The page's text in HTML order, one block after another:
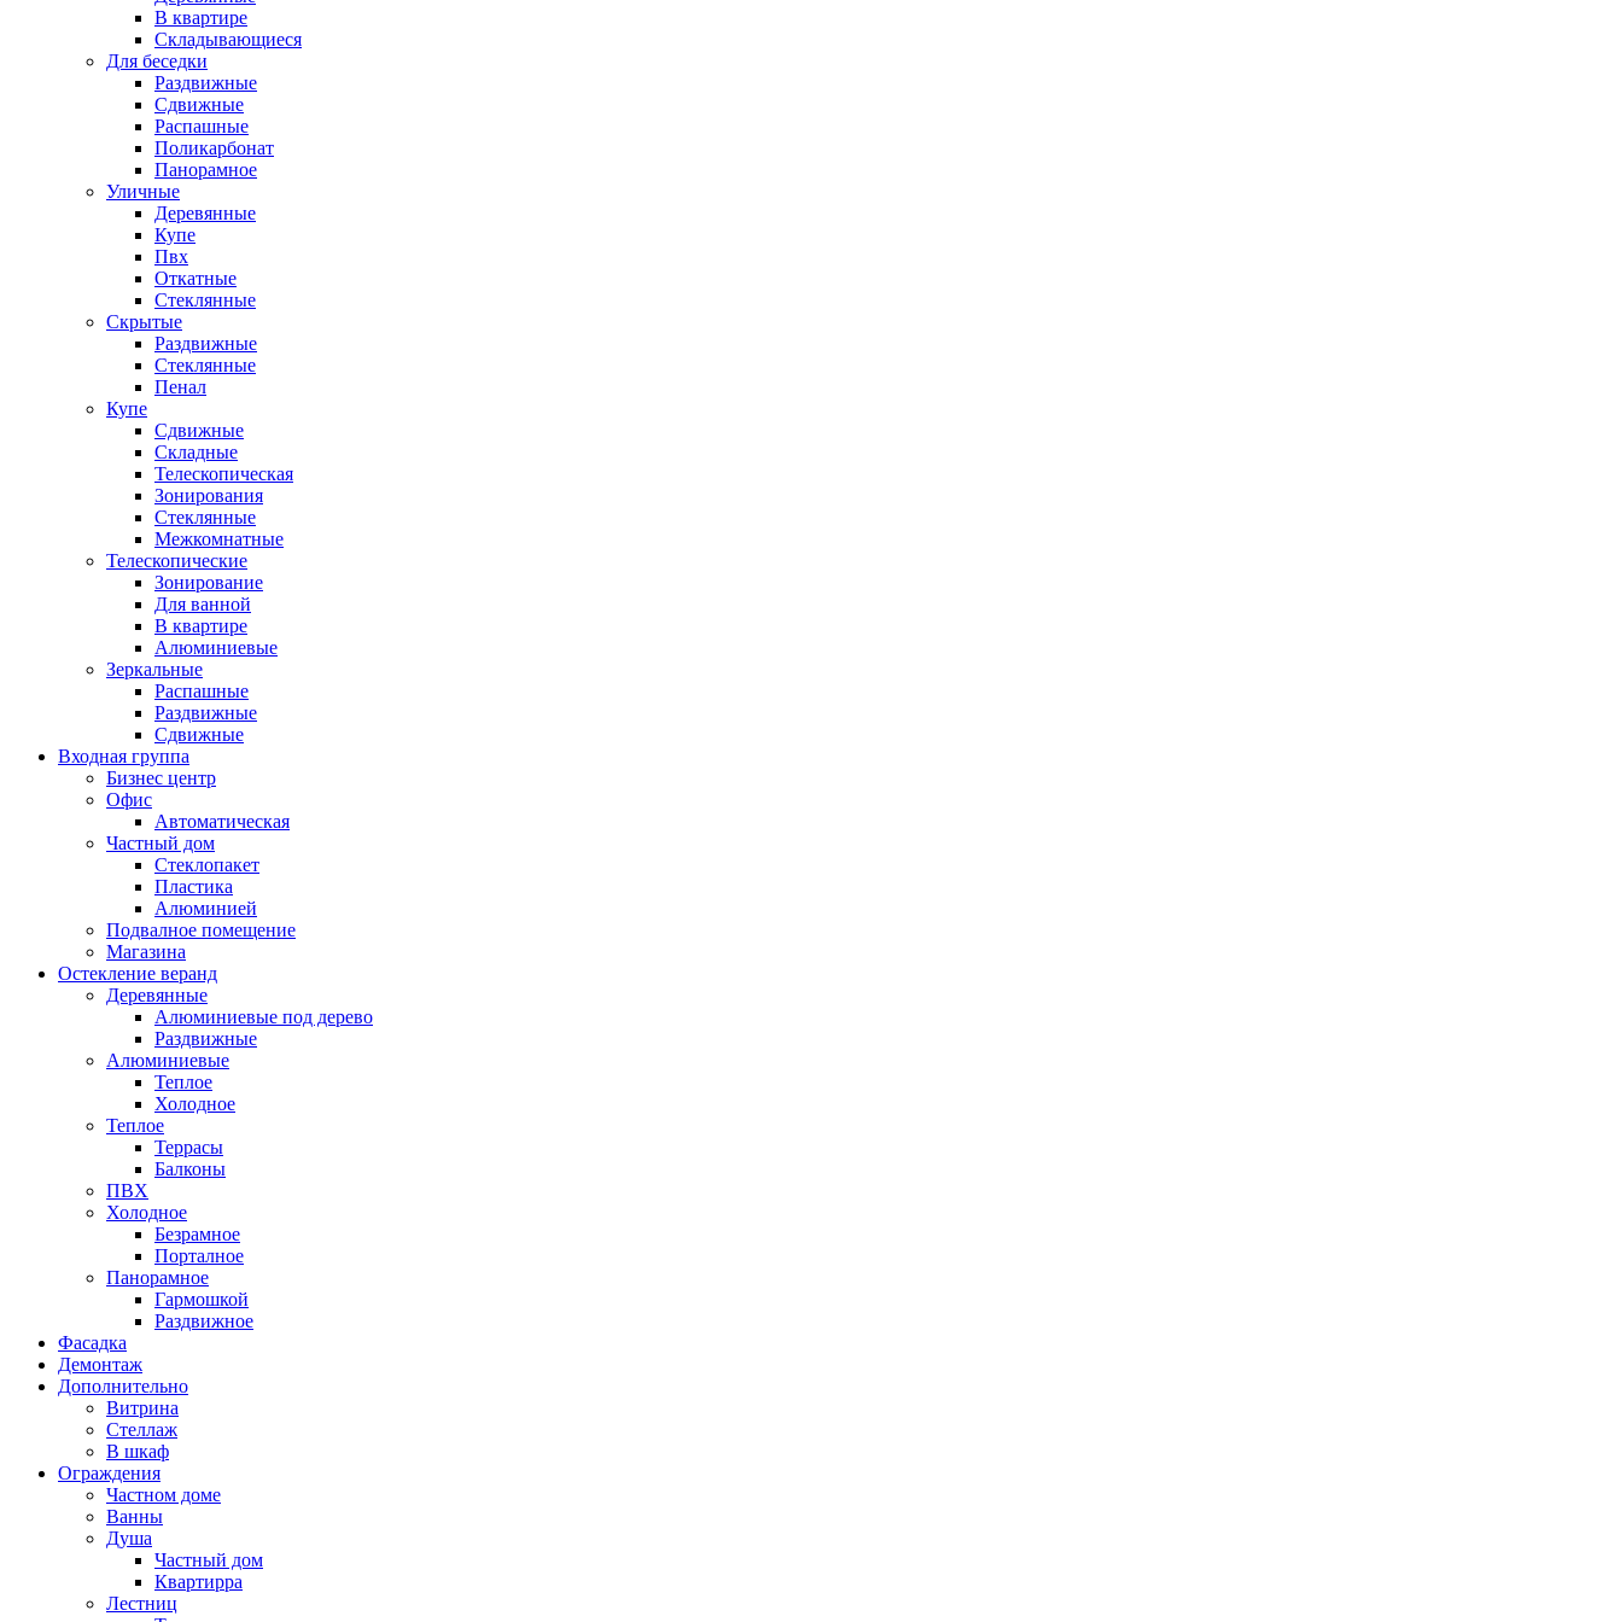
В квартире
Складывающиеся
Для беседки
Раздвижные
Сдвижные
Распашные
Поликарбонат
Панорамное
Уличные
Деревянные
Купе
Пвх
Откатные
Стеклянные
Скрытые
Раздвижные
Стеклянные
Пенал
Купе
Сдвижные
Складные
Телескопическая
Зонирования
Стеклянные
Межкомнатные
Телескопические
Зонирование
Для ванной
В квартире
Алюминиевые
Зеркальные
Распашные
Раздвижные
Сдвижные
Входная группа
Бизнес центр
Офис
Автоматическая
Частный дом
Стеклопакет
Пластика
Алюминией
Подвалное помещение
Магазина
Остекление веранд
Деревянные
Алюминиевые под дерево
Раздвижные
Алюминиевые
Теплое
Холодное
Теплое
Террасы
Балконы
ПВХ
Холодное
Безрамное
Порталное
Панорамное
Гармошкой
Раздвижное
Фасадка
Демонтаж
Дополнительно
Витрина
Стеллаж
В шкаф
Ограждения
Частном доме
Ванны
Душа
Частный дом
Квартирра
Лестниц